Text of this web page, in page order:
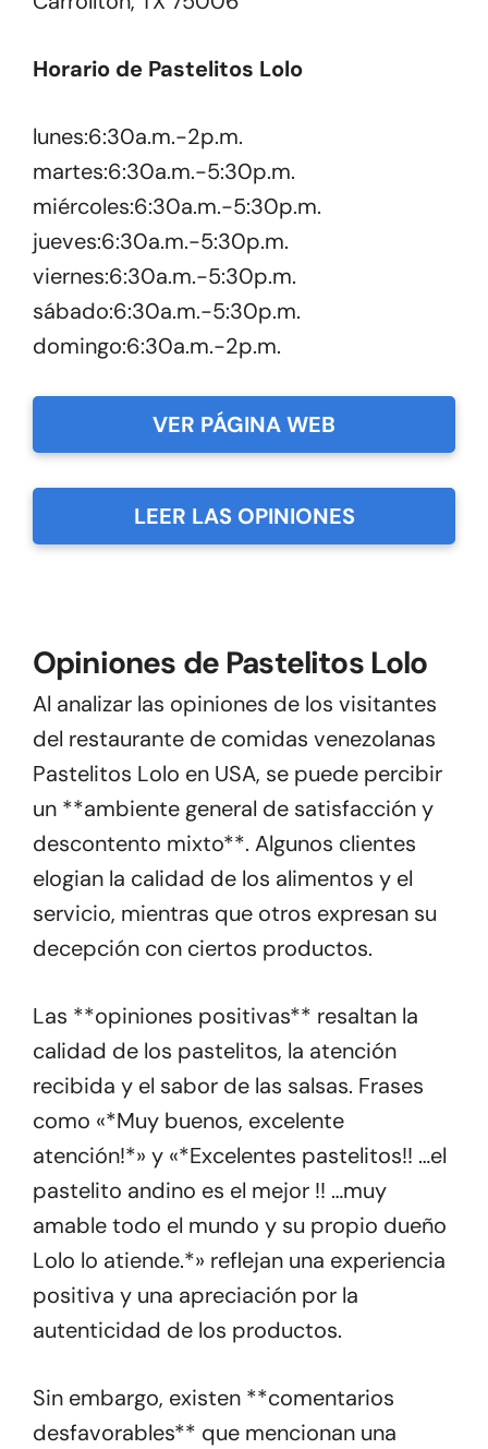
Horario de Pastelitos Lolo
lunes:6:30a.m.-2p.m.
martes:6:30a.m.-5:30p.m.
miércoles:6:30a.m.-5:30p.m.
jueves:6:30a.m.-5:30p.m.
viernes:6:30a.m.-5:30p.m.
sábado:6:30a.m.-5:30p.m.
domingo:6:30a.m.-2p.m.
VER PÁGINA WEB
LEER LAS OPINIONES
Opiniones de Pastelitos Lolo
Al analizar las opiniones de los visitantes
del restaurante de comidas venezolanas
Pastelitos Lolo en USA, se puede percibir
un **ambiente general de satisfacción y
descontento mixto**. Algunos clientes
elogian la calidad de los alimentos y el
servicio, mientras que otros expresan su
decepción con ciertos productos.
Las **opiniones positivas** resaltan la
calidad de los pastelitos, la atención
recibida y el sabor de las salsas. Frases
como «*Muy buenos, excelente
atención!*» y «*Excelentes pastelitos!! …el
pastelito andino es el mejor !! …muy
amable todo el mundo y su propio dueño
Lolo lo atiende.*» reflejan una experiencia
positiva y una apreciación por la
autenticidad de los productos.
Sin embargo, existen **comentarios
desfavorables** que mencionan una